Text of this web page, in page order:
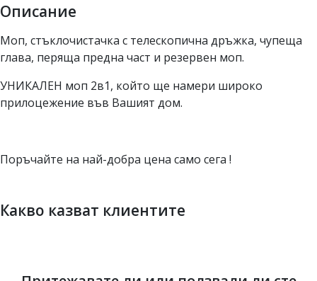
Описание
Моп, стъклочистачка с телескопична дръжка, чупеща
глава, перяща предна част и резервен моп.
УНИКАЛЕН моп 2в1, който ще намери широко
прилоцежение във Вашият дом.
Поръчайте на най-добра цена само сега !
Какво казват клиентите